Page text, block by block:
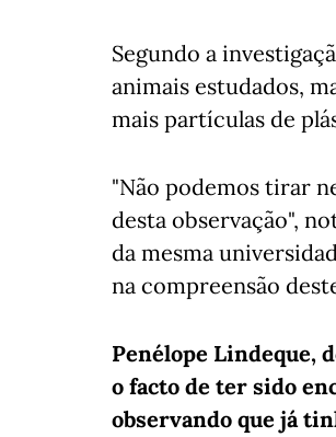
Segundo a
animais estudados,
mais partículas de
"Não podemos tirar
desta observação",
da mesma
na compreensão
Penélope Lindeque,
o facto de ter sido
observando que já